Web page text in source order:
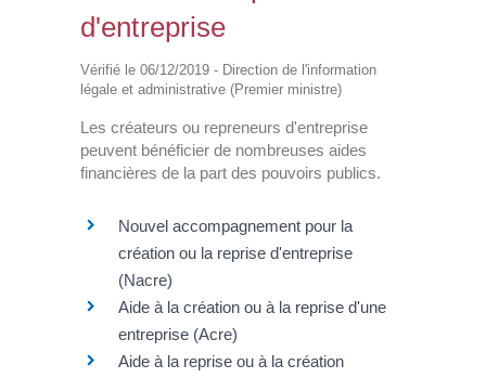
d'entreprise
Vérifié le 06/12/2019 - Direction de l'information
légale et administrative (Premier ministre)
Les créateurs ou repreneurs d'entreprise
peuvent bénéficier de nombreuses aides
financières de la part des pouvoirs publics.
Nouvel accompagnement pour la
création ou la reprise d'entreprise
(Nacre)
Aide à la création ou à la reprise d'une
entreprise (Acre)
Aide à la reprise ou à la création